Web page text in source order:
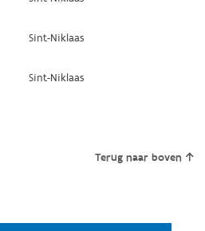
Sint-Niklaas
Sint-Niklaas
Terug naar boven